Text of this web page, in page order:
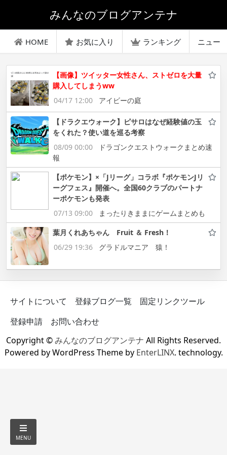
みんなのブログアンテナ
HOME お気に入り ランキング ニュー
【画像】ツイッター女性さん、ストゼロを大量
購入してしまうww
04/17 12:00
アイビーの庭
【ドラクエウォーク】ピサロはなぜ経験値の玉
をくれた？使い道を巡る考察
08/09 00:00
ドラゴンクエストウォークまとめ速
報
【ポケモン】×「Jリーグ」コラボ『ポケモンJリ
ーグフェス』開催へ。全国60クラブのパートナ
ーポケモンも発表
07/13 09:00
まったりきままにゲームまとめも
葉月くれあちゃん Fruit ＆ Fresh！
06/29 19:36
グラドルマニア 猿！
サイトについて 登録ブログ一覧
固定リンクツール
登録申請
お問い合わせ
Copyright ©みんなのブログアンテナ All Rights Reserved.
Powered by WordPress Theme by EnterLINX. technology.
MENU